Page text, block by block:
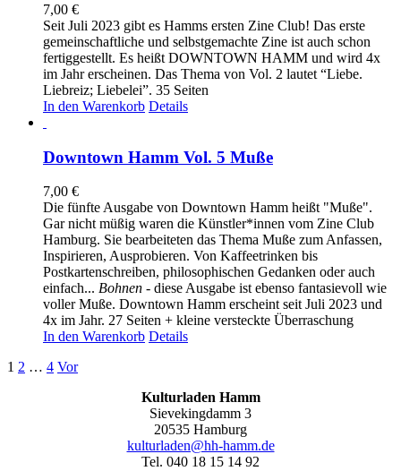
7,00 €
Seit Juli 2023 gibt es Hamms ersten Zine Club! Das erste
gemeinschaftliche und selbstgemachte Zine ist auch schon
fertiggestellt. Es heißt DOWNTOWN HAMM und wird 4x
im Jahr erscheinen. Das Thema von Vol. 2 lautet “Liebe.
Liebreiz; Liebelei”. 35 Seiten
In den Warenkorb Details
Downtown Hamm Vol. 5 Muße
7,00 €
Die fünfte Ausgabe von Downtown Hamm heißt "Muße".
Gar nicht müßig waren die Künstler*innen vom Zine Club
Hamburg. Sie bearbeiteten das Thema Muße zum Anfassen,
Inspirieren, Ausprobieren. Von Kaffeetrinken bis
Postkartenschreiben, philosophischen Gedanken oder auch
einfach... Bohnen - diese Ausgabe ist ebenso fantasievoll wie
voller Muße. Downtown Hamm erscheint seit Juli 2023 und
4x im Jahr. 27 Seiten + kleine versteckte Überraschung
In den Warenkorb Details
1 2 … 4 Vor
Kulturladen Hamm
Sievekingdamm 3
20535 Hamburg
kulturladen@hh-hamm.de
Tel. 040 18 15 14 92